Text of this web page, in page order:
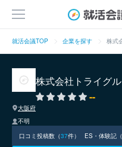
就活会議TOP 企業を探す 株式
株式会社トライグ
--
大阪府
不明
口コミ投稿数（37件） ES・体験記（